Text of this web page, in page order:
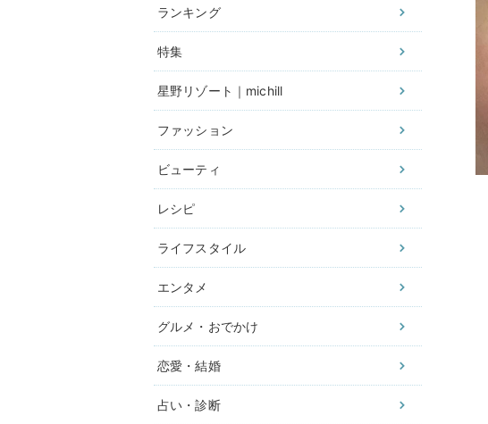
ランキング
特集
星野リゾート｜michill
ファッション
ビューティ
レシピ
ライフスタイル
エンタメ
グルメ・おでかけ
恋愛・結婚
占い・診断